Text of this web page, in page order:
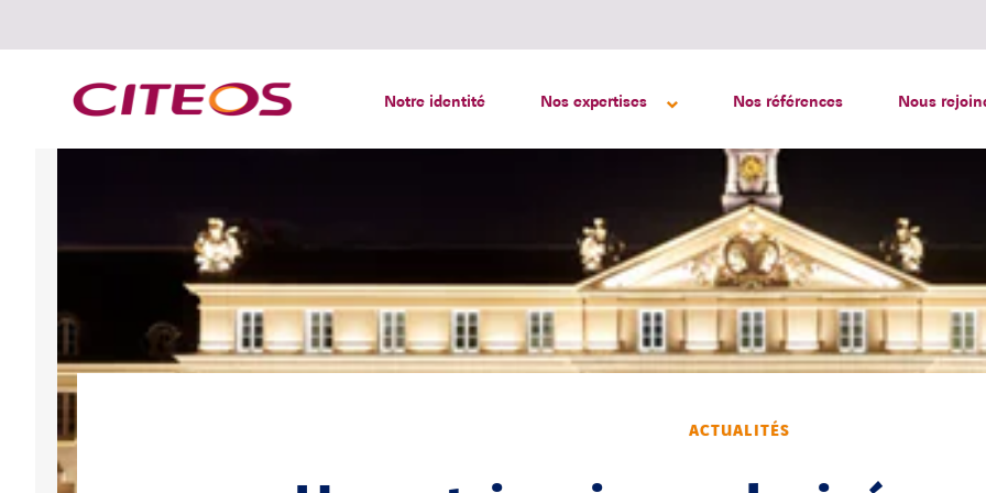
Notre identité Nos expertises Nos références Nous
Rechercher :
ACTUALITÉS